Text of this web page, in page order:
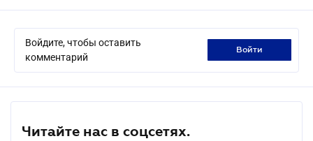
Войдите, чтобы оставить
комментарий
войти
Читайте нас в соцсетях.